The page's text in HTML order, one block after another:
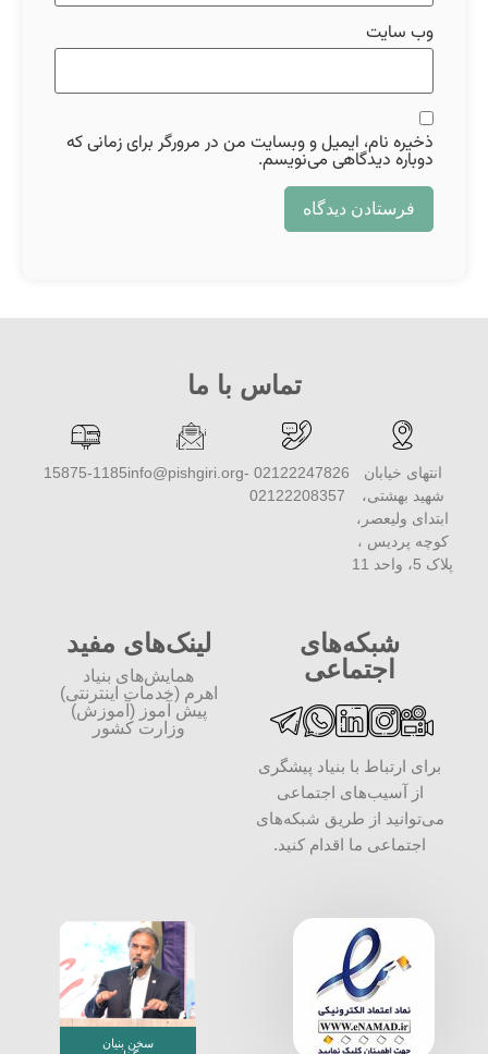
وب‌ سایت
ذخیره نام، ایمیل و وبسایت من در مرورگر برای زمانی که
دوباره دیدگاهی می‌نویسم.
تماس با ما
انتهای خیابان
شهید بهشتی،
ابتدای ولیعصر،
کوچه پردیس ،
پلاک 5، واحد 11
02122247826 -
02122208357
info@pishgiri.org
15875-1185
شبکه‌های
اجتماعی
برای ارتباط با بنیاد پیشگری
از آسیب‌های اجتماعی
می‌توانید از طریق شبکه‌‎های
اجتماعی ما اقدام کنید.
لینک‌های مفید
همایش‌های بنیاد
اهرم (خدمات اینترنتی)
پیش آموز (آموزش)
وزارت کشور
سخن بنیان